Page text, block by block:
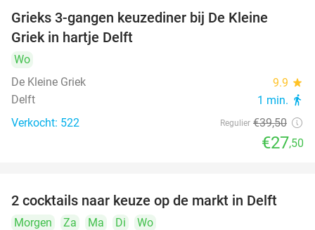
Grieks 3-gangen keuzediner bij De Kleine
Griek in hartje Delft
Wo
De Kleine Griek
9.9 star
Delft 1 min. directions_walk
Verkocht: 522 Regulier €39,50
€27,50
50%
2 cocktails naar keuze op de markt in Delft
Morgen Za Ma Di
Wo